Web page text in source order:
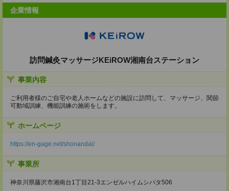
企業情報
訪問鍼灸マッサージKEiROW湘南台ステーション
事業内容
ご利用者様のご自宅や老人ホームなどの施設に訪問して、マッサージ、関節
可動域訓練、機能訓練の施術をします。
ホームページ
https://en-gage.net/shonandai/
事業所
神奈川県藤沢市湘南台1丁目21-3エンゼルハイムシバタ506